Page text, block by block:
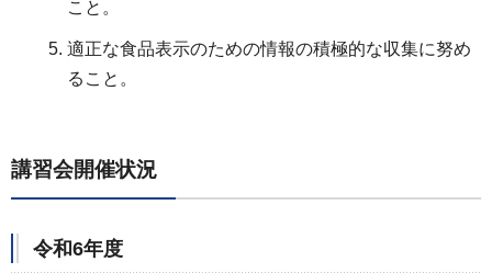
こと。
適正な食品表示のための情報の積極的な収集に努め
ること。
講習会開催状況
令和6年度